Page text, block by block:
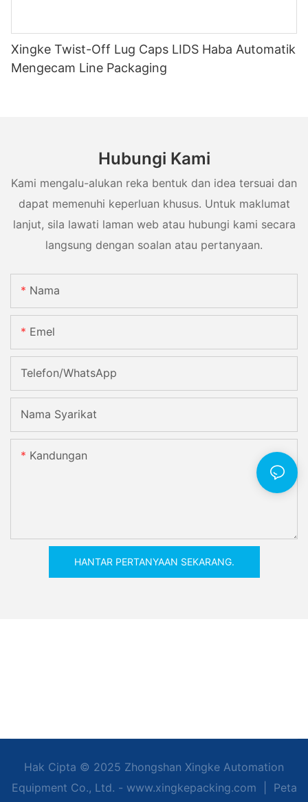
Xingke Twist-Off Lug Caps LIDS Haba Automatik
Mengecam Line Packaging
Hubungi Kami
Kami mengalu-alukan reka bentuk dan idea tersuai dan
dapat memenuhi keperluan khusus. Untuk maklumat
lanjut, sila lawati laman web atau hubungi kami secara
langsung dengan soalan atau pertanyaan.
Nama
Emel
Telefon/WhatsApp
Nama Syarikat
Kandungan
HANTAR PERTANYAAN SEKARANG.
Hak Cipta © 2025 Zhongshan Xingke Automation
Equipment Co., Ltd. - www.xingkepacking.com
Peta